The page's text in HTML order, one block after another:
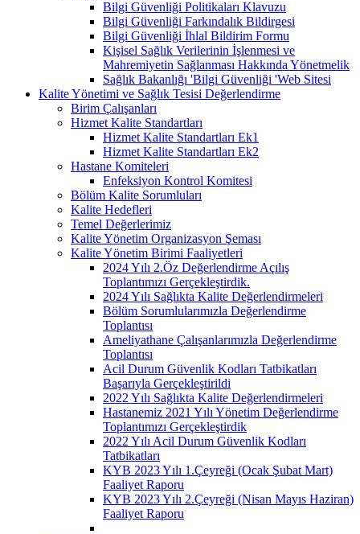
Bilgi Güvenliği Politikaları Klavuzu
Bilgi Güvenliği Farkındalık Bildirgesi
Bilgi Güvenliği İhlal Bildirim Formu
Kişisel Sağlık Verilerinin İşlenmesi ve
Mahremiyetin Sağlanması Hakkında Yönetmelik
Sağlık Bakanlığı 'Bilgi Güvenliği 'Web Sitesi
Kalite Yönetimi ve Sağlık Tesisi Değerlendirme
Birim Çalışanları
Hizmet Kalite Standartları
Hizmet Kalite Standartları Ek1
Hizmet Kalite Standartları Ek2
Hastane Komiteleri
Enfeksiyon Kontrol Komitesi
Bölüm Kalite Sorumluları
Kalite Hedefleri
Temel Değerlerimiz
Kalite Yönetim Organizasyon Şeması
Kalite Yönetim Birimi Faaliyetleri
2024 Yılı 2.Öz Değerlendirme Açılış
Toplantımızı Gerçekleştirdik.
2024 Yılı Sağlıkta Kalite Değerlendirmeleri
Bölüm Sorumlularımızla Değerlendirme
Toplantısı
Ameliyathane Çalışanlarımızla Değerlendirme
Toplantısı
Acil Durum Güvenlik Kodları Tatbikatları
Başarıyla Gerçekleştirildi
2022 Yılı Sağlıkta Kalite Değerlendirmeleri
Hastanemiz 2021 Yılı Yönetim Değerlendirme
Toplantımızı Gerçekleştirdik
2022 Yılı Acil Durum Güvenlik Kodları
Tatbikatları
KYB 2023 Yılı 1.Çeyreği (Ocak Şubat Mart)
Faaliyet Raporu
KYB 2023 Yılı 2.Çeyreği (Nisan Mayıs Haziran)
Faaliyet Raporu